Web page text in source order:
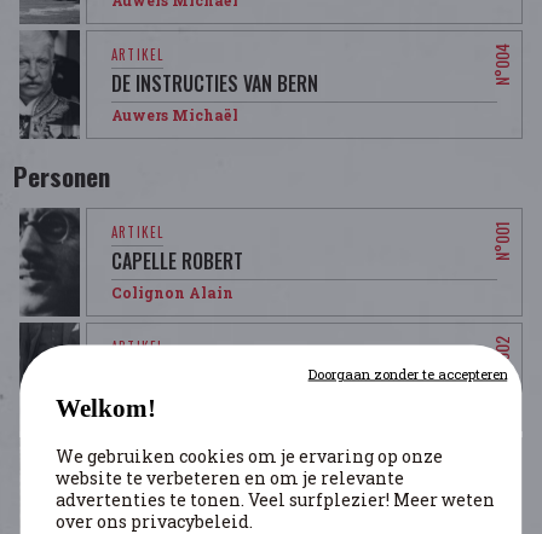
DE INSTRUCTIES VAN BERN
Auwers Michaël
Personen
CAPELLE ROBERT
Colignon Alain
DE CARTIER DE MARCHIENNE EMILE
Auwers Michaël
DE KERCHOVE DE DENTERGHEM ANDRÉ
Auwers Michaël
Welkom!
We gebruiken cookies om je ervaring op onze
website te verbeteren en om je relevante
advertenties te tonen. Veel surfplezier! Meer weten
over ons privacybeleid.
Doorgaan zonder te accepteren